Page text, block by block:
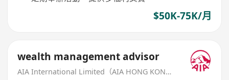
$50K-75K/月
wealth management advisor
AIA International Limited（AIA HONG KONG）